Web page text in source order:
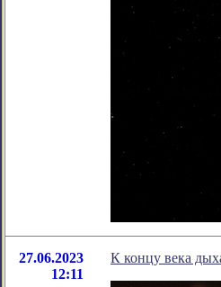
27.06.2023
12:11
К концу века